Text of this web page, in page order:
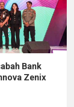
Bank
Zenix